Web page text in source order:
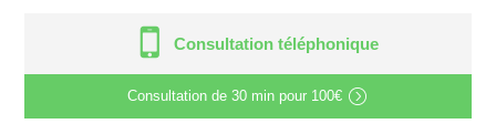
Consultation téléphonique
Consultation de 30 min pour 100€